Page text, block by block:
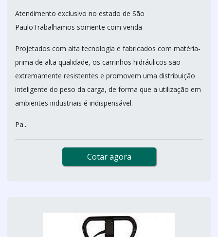
Atendimento exclusivo no estado de São
PauloTrabalhamos somente com venda
Projetados com alta tecnologia e fabricados com matéria-
prima de alta qualidade, os carrinhos hidráulicos são
extremamente resistentes e promovem uma distribuição
inteligente do peso da carga, de forma que a utilização em
ambientes industriais é indispensável.
Pa...
Cotar agora